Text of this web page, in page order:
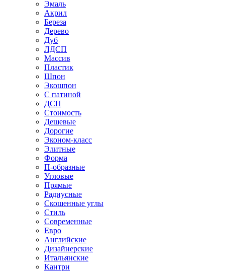
Эмаль
Акрил
Береза
Дерево
Дуб
ЛДСП
Массив
Пластик
Шпон
Экошпон
С патиной
ДСП
Стоимость
Дешевые
Дорогие
Эконом-класс
Элитные
Форма
П-образные
Угловые
Прямые
Радиусные
Скошенные углы
Стиль
Современные
Евро
Английские
Дизайнерские
Итальянские
Кантри